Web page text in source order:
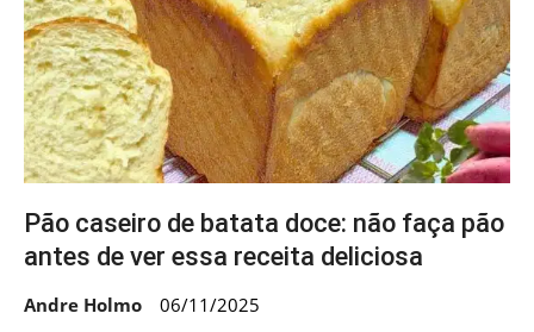
Pão caseiro de batata doce: não faça pão
antes de ver essa receita deliciosa
Andre Holmo 06/11/2025